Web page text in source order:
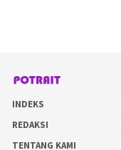
INDEKS
REDAKSI
TENTANG KAMI